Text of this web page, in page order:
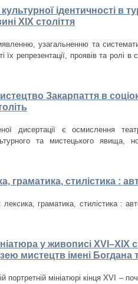
культурної ідентичності в
XIX століття
узагальненню та
репрезентації, проявів та ролі в
Закарпаття в
дисертації є осмислення
та мистецького явища,
граматика, стилістика :
граматика, стилістика :
у живописі XVI–XIX
мистецтв імені Богдана
портретній мініатюрі кінця XVI –